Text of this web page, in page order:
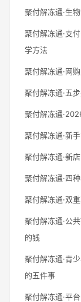
聚付解冻通·生
聚付解冻通·支
学方法
聚付解冻通·网
聚付解冻通·五
聚付解冻通
聚付解冻通·新
聚付解冻通·新
聚付解冻通·四
聚付解冻通·双
聚付解冻通·公
的钱
聚付解冻通·青
的五件事
聚付解冻通·平